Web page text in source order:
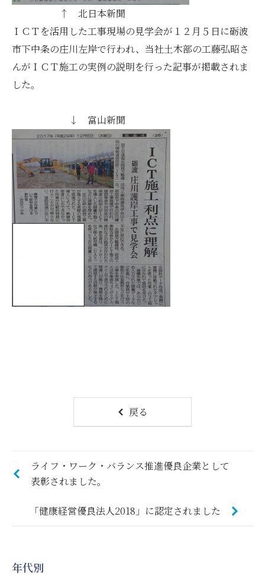
↑ 北日本新聞
ＩＣＴを活用した工事現場の見学会が１２月５日に砺波
市下中条の庄川左岸で行われ、当社土木部の工藤弘昭さ
んがＩＣＴ施工の実例の説明を行った記事が掲載されま
した。
↓ 富山新聞
戻る
ライフ・ワーク・バランス推進優良企業として
表彰されました。
「健康経営優良法人2018」に認定されました
年代別